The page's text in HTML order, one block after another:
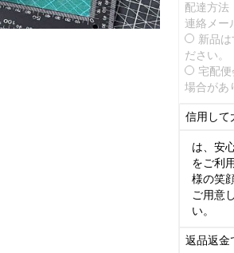
配達方法
連絡メー
新品
ださい。
宅配
場合があ
信用して
は、安
をご利
様の笑
ご用意
い。
返品返金